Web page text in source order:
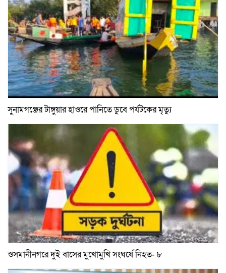
সুনামগঞ্জের টাঙ্গুয়ার হাওরে পানিতে ডুবে পর্যটকের মৃত্যু
ওসমানীনগরে দুই বাসের মুখোমুখি সংঘর্ষে নিহত- ৮